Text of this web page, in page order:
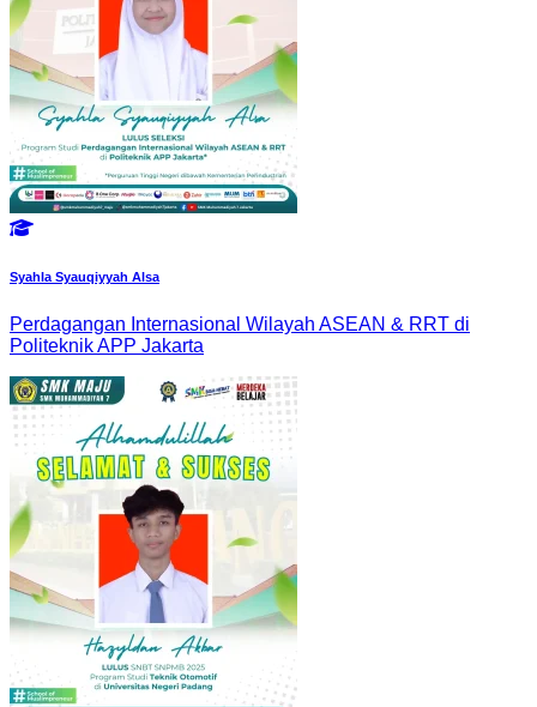
Syahla Syauqiyyah Alsa
Perdagangan Internasional Wilayah ASEAN & RRT di
Politeknik APP Jakarta